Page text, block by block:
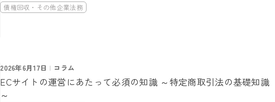
債権回収・その他企業法務
2026年6月17日 コラム
ECサイトの運営にあたって必須の知識 ～特定商取引法の基礎知識
～